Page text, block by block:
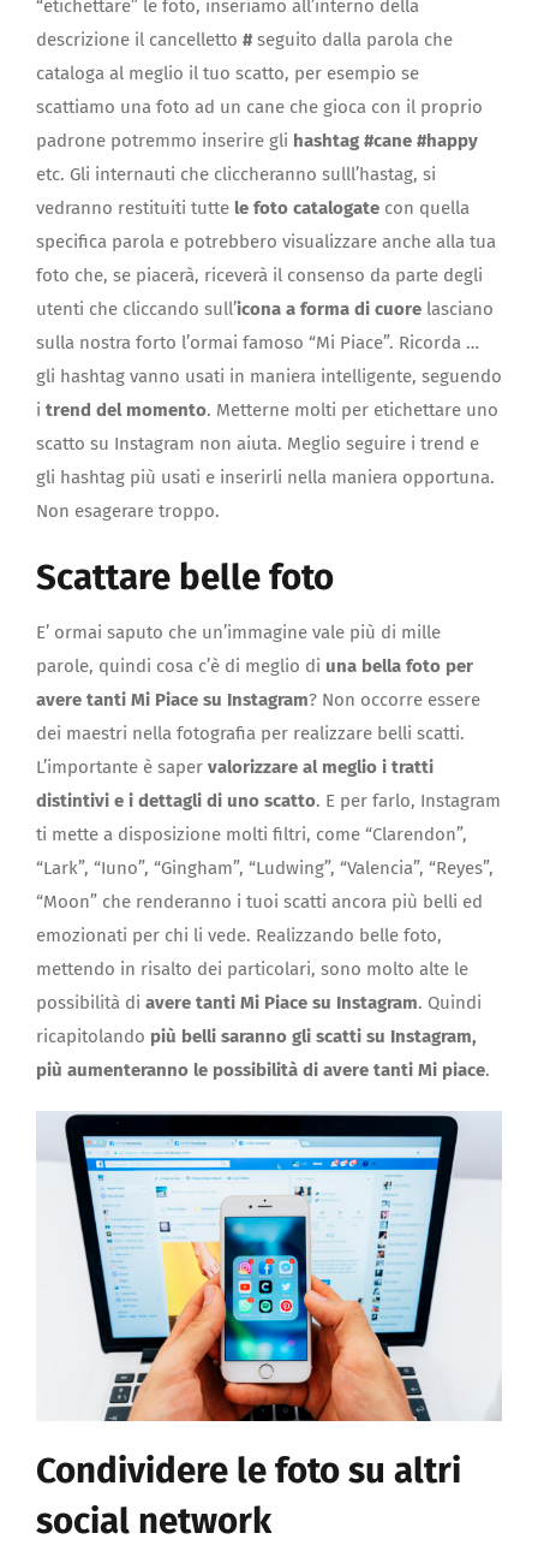
“etichettare” le foto, inseriamo all’interno della
descrizione il cancelletto # seguito dalla parola che
cataloga al meglio il tuo scatto, per esempio se
scattiamo una foto ad un cane che gioca con il proprio
padrone potremmo inserire gli hashtag #cane #happy
etc. Gli internauti che cliccheranno sulll’hastag, si
vedranno restituiti tutte le foto catalogate con quella
specifica parola e potrebbero visualizzare anche alla tua
foto che, se piacerà, riceverà il consenso da parte degli
utenti che cliccando sull’icona a forma di cuore lasciano
sulla nostra forto l’ormai famoso “Mi Piace”. Ricorda …
gli hashtag vanno usati in maniera intelligente, seguendo
i trend del momento. Metterne molti per etichettare uno
scatto su Instagram non aiuta. Meglio seguire i trend e
gli hashtag più usati e inserirli nella maniera opportuna.
Non esagerare troppo.
Scattare belle foto
E’ ormai saputo che un’immagine vale più di mille
parole, quindi cosa c’è di meglio di una bella foto per
avere tanti Mi Piace su Instagram? Non occorre essere
dei maestri nella fotografia per realizzare belli scatti.
L’importante è saper valorizzare al meglio i tratti
distintivi e i dettagli di uno scatto. E per farlo, Instagram
ti mette a disposizione molti filtri, come “Clarendon”,
“Lark”, “Iuno”, “Gingham”, “Ludwing”, “Valencia”, “Reyes”,
“Moon” che renderanno i tuoi scatti ancora più belli ed
emozionati per chi li vede. Realizzando belle foto,
mettendo in risalto dei particolari, sono molto alte le
possibilità di avere tanti Mi Piace su Instagram. Quindi
ricapitolando più belli saranno gli scatti su Instagram,
più aumenteranno le possibilità di avere tanti Mi piace.
Condividere le foto su altri
social network